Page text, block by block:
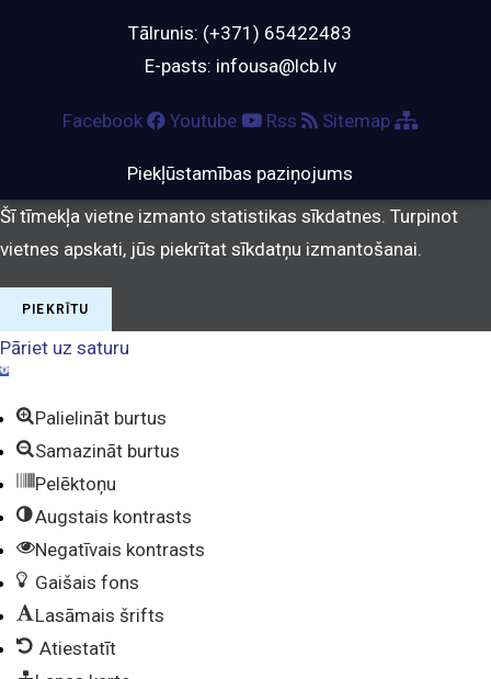
Tālrunis: (+371) 65422483
E-pasts: infousa@lcb.lv
Facebook Youtube Rss Sitemap
Piekļūstamības paziņojums
Šī tīmekļa vietne izmanto statistikas sīkdatnes. Turpinot
vietnes apskati, jūs piekrītat sīkdatņu izmantošanai.
PIEKRĪTU
Pāriet uz saturu
O
n
r
Palielināt burtus
Samazināt burtus
Pelēktoņu
Augstais kontrasts
Negatīvais kontrasts
Gaišais fons
Lasāmais šrifts
Atiestatīt